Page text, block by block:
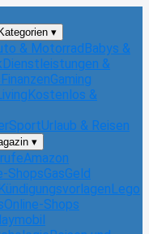
▾
& MotorradBabys &
Dienstleistungen &
FinanzenGaming
Kostenlos &
SportUrlaub & Reisen
▾
Amazon
ShopsGasGeld
KündigungsvorlagenLego
Online-Shops